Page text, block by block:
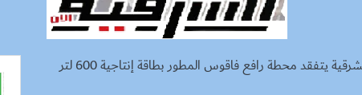
محافظ الشرقية يتفقد محطة رافع فاقوس المطور بطاقة إنتاجية 600 لتر